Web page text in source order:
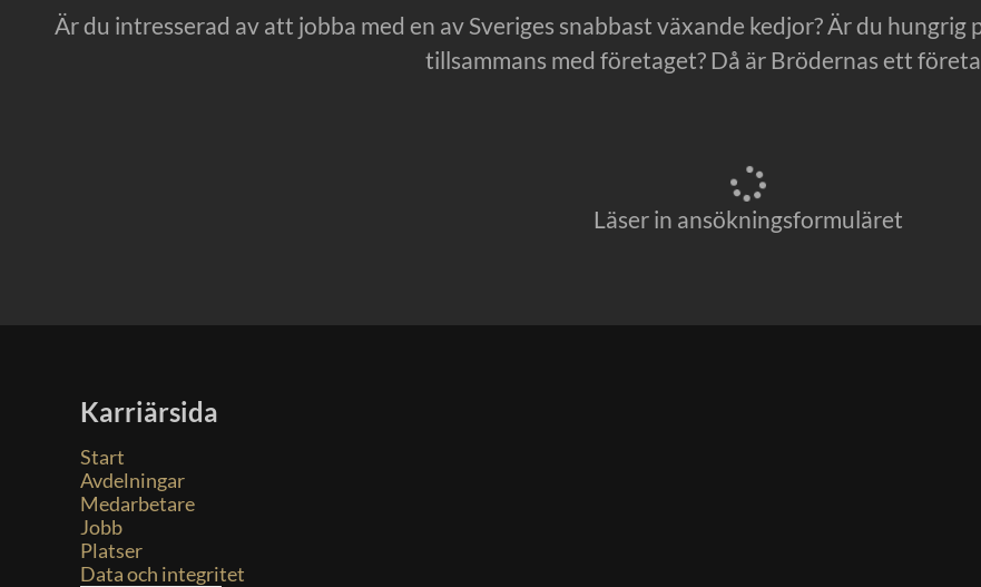
Är du intresserad av att jobba med en av Sveriges snabbast växande kedjor? Är du
tillsammans med företaget? Då är Brödernas ett
Läser in ansökningsformuläret
Karriärsida
Start
Avdelningar
Medarbetare
Jobb
Platser
Data och integritet